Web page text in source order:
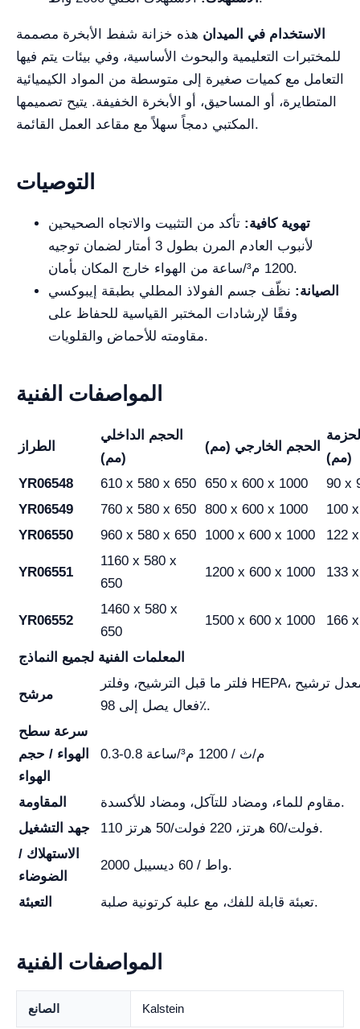
الاستخدام في الميدان هذه خزانة شفط الأبخرة مصممة
للمختبرات التعليمية والبحوث الأساسية، وفي بيئات يتم فيها
التعامل مع كميات صغيرة إلى متوسطة من المواد الكيميائية
المتطايرة، أو المساحيق، أو الأبخرة الخفيفة. يتيح تصميمها
المكتبي دمجاً سهلاً مع مقاعد العمل القائمة.
التوصيات
تهوية كافية: تأكد من التثبيت والاتجاه الصحيحين
لأنبوب العادم المرن بطول 3 أمتار لضمان توجيه
1200 م³/ساعة من الهواء خارج المكان بأمان.
الصيانة: نظّف جسم الفولاذ المطلي بطبقة إيبوكسي
وفقًا لإرشادات المختبر القياسية للحفاظ على
مقاومته للأحماض والقلويات.
المواصفات الفنية
الطراز
الحجم الداخلي
(مم)
الحجم الخارجي (مم)
(مم)
YR06548
610 x 580 x 650 650 x 600 x 1000
90 x
YR06549
760 x 580 x 650 800 x 600 x 1000
100
YR06550
960 x 580 x 650 1000 x 600 x 1000 122
YR06551
1160 x 580 x
650
1200 x 600 x 1000 133
YR06552
1460 x 580 x
650
1500 x 600 x 1000 166
المعلمات الفنية لجميع النماذج
مرشح
فلتر ما قبل الترشيح، وفلتر HEPA، وفلتر الكربون، مع معدل ترشيح
فعال يصل إلى 98٪.
سرعة سطح
الهواء / حجم
الهواء
0.3-0.8 م/ث / 1200 م³/ساعة
المقاومة
مقاوم للماء، ومضاد للتآكل، ومضاد للأكسدة.
جهد التشغيل
110 فولت/60 هرتز، 220 فولت/50 هرتز.
الاستهلاك /
الضوضاء
2000 واط / 60 ديسيبل.
التعبئة تعبئة قابلة للفك، مع علبة كرتونية صلبة.
المواصفات الفنية
الصانع Kalstein